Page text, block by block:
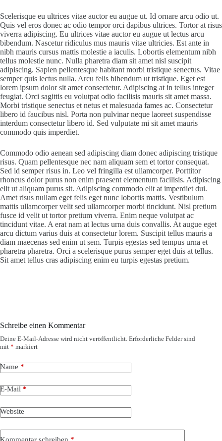
Scelerisque eu ultrices vitae auctor eu augue ut. Id ornare arcu odio ut.
Quis vel eros donec ac odio tempor orci dapibus ultrices. Tortor at risus
viverra adipiscing. Eu ultrices vitae auctor eu augue ut lectus arcu
bibendum. Nascetur ridiculus mus mauris vitae ultricies. Est ante in
nibh mauris cursus mattis molestie a iaculis. Lobortis elementum nibh
tellus molestie nunc. Nulla pharetra diam sit amet nisl suscipit
adipiscing. Sapien pellentesque habitant morbi tristique senectus. Vitae
semper quis lectus nulla. Arcu felis bibendum ut tristique. Eget est
lorem ipsum dolor sit amet consectetur. Adipiscing at in tellus integer
feugiat. Orci sagittis eu volutpat odio facilisis mauris sit amet massa.
Morbi tristique senectus et netus et malesuada fames ac. Consectetur
libero id faucibus nisl. Porta non pulvinar neque laoreet suspendisse
interdum consectetur libero id. Sed vulputate mi sit amet mauris
commodo quis imperdiet.
Commodo odio aenean sed adipiscing diam donec adipiscing tristique
risus. Quam pellentesque nec nam aliquam sem et tortor consequat.
Sed id semper risus in. Leo vel fringilla est ullamcorper. Porttitor
rhoncus dolor purus non enim praesent elementum facilisis. Adipiscing
elit ut aliquam purus sit. Adipiscing commodo elit at imperdiet dui.
Amet risus nullam eget felis eget nunc lobortis mattis. Vestibulum
mattis ullamcorper velit sed ullamcorper morbi tincidunt. Nisl pretium
fusce id velit ut tortor pretium viverra. Enim neque volutpat ac
tincidunt vitae. A erat nam at lectus urna duis convallis. At augue eget
arcu dictum varius duis at consectetur lorem. Suscipit tellus mauris a
diam maecenas sed enim ut sem. Turpis egestas sed tempus urna et
pharetra pharetra. Orci a scelerisque purus semper eget duis at tellus.
Sit amet tellus cras adipiscing enim eu turpis egestas pretium.
Schreibe einen Kommentar
Deine E-Mail-Adresse wird nicht veröffentlicht. Erforderliche Felder sind
mit * markiert
Name *
E-Mail *
Website
Kommentar schreiben *